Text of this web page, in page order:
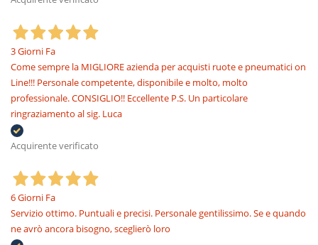
3 Giorni Fa
Come sempre la MIGLIORE azienda per acquisti ruote e pneumatici on
Line!!! Personale competente, disponibile e molto, molto
professionale. CONSIGLIO!! Eccellente P.S. Un particolare
ringraziamento al sig. Luca
Acquirente verificato
6 Giorni Fa
Servizio ottimo. Puntuali e precisi. Personale gentilissimo. Se e quando
ne avrò ancora bisogno, sceglierò loro